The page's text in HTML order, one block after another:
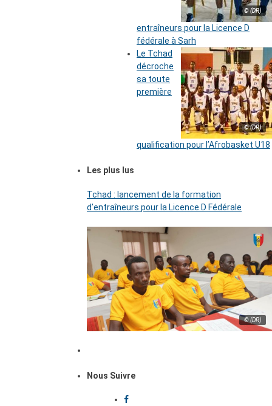
© (DR)
entraîneurs pour la Licence D
fédérale à Sarh
© (DR)
Le Tchad
décroche
sa toute
première
qualification pour l’Afrobasket U18
Les plus lus
Tchad : lancement de la formation
d’entraîneurs pour la Licence D Fédérale
© (DR)
Nous Suivre